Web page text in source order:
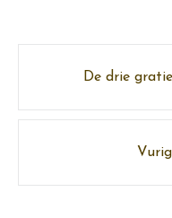
navigation
De drie